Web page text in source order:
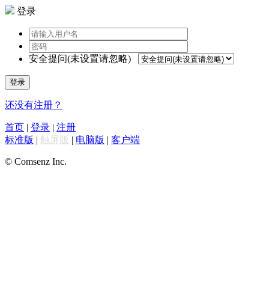
登录
安全提问(未设置请忽略)
登录
还没有注册？
首页 | 登录 | 注册
标准版 | 触屏版 | 电脑版 | 客户端
© Comsenz Inc.